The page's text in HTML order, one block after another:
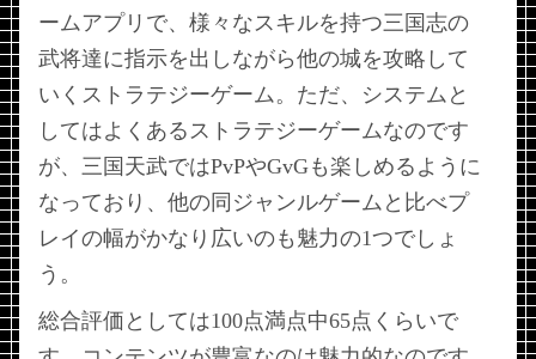
ームアプリで、様々なスキルを持つ三国志の
武将達に指示を出しながら他の城を攻略して
いくストラテジーゲーム。ただ、システムと
してはよくあるストラテジーゲームなのです
が、三国天武ではPvPやGvGも楽しめるように
なっており、他の同ジャンルゲームと比べプ
レイの幅がかなり広いのも魅力の1つでしょ
う。
総合評価としては100点満点中65点くらいで